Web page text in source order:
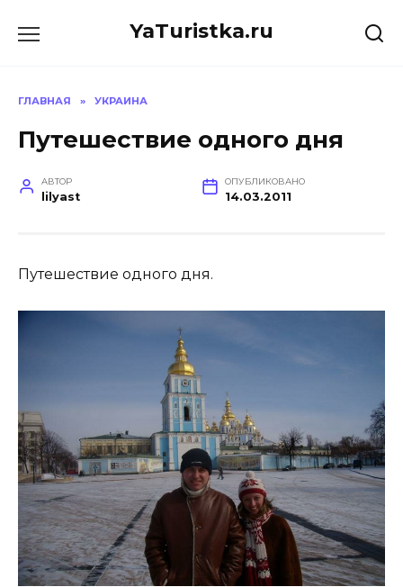
YaTuristka.ru
ГЛАВНАЯ » УКРАИНА
Путешествие одного дня
АВТОР
lilyast
ОПУБЛИКОВАНО
14.03.2011
Путешествие одного дня.